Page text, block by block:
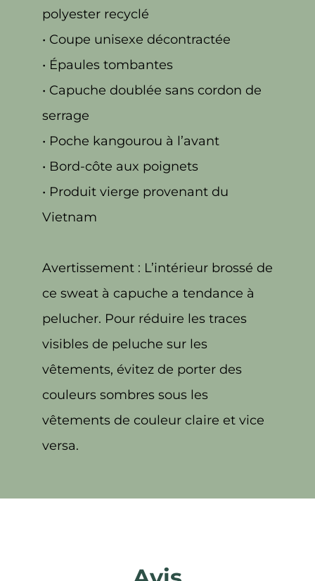
polyester recyclé
• Coupe unisexe décontractée
• Épaules tombantes
• Capuche doublée sans cordon de
serrage
• Poche kangourou à l’avant
• Bord-côte aux poignets
• Produit vierge provenant du
Vietnam
Avertissement : L’intérieur brossé de
ce sweat à capuche a tendance à
pelucher. Pour réduire les traces
visibles de peluche sur les
vêtements, évitez de porter des
couleurs sombres sous les
vêtements de couleur claire et vice
versa.